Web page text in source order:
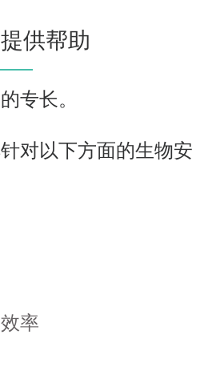
供帮助
专长。
对以下方面的生物安
率